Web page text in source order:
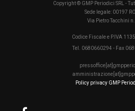
Copyright © GMP Periodici SRL -
Sede legale: 00197
Via Pietro Tacchini
Codice Fiscale e P.IVA
Tel. 0680660294 - Fax
Policy privacy GMP